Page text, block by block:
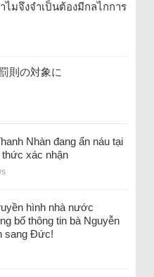
ไมจึงจำเป็นต้องมีกลไกการ
則の対象に
Nhàn đang ẩn náu tại
xác nhận
hình nhà nước
bố thông tin bà Nguyễn
sang Đức!